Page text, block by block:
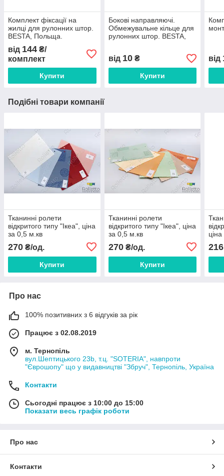
Комплект фіксації на
жилці для рулонних штор.
BESTA, Польща.
від 144 ₴/
комплект
Купити
Бокові направляючі.
Обмежувальне кільце для
рулонних штор. BESTA,
від 10₴
Купити
від
Подібні товари компанії
Тканинні ролети
відкритого типу "Ікеа", ціна
за 0,5 м.кв
270 ₴/од.
Купити
Тканинні ролети
відкритого типу "Ікеа", ціна
за 0,5 м.кв
270₴/од.
Купити
216
Про нас
100% позитивних з 6 відгуків за рік
Працює з 02.08.2019
м. Тернопіль
вул.Шептицького 23b, т.ц. "SOTERIA", навпроти
"Єврошопу" що у видавництві "Збруч", Тернопіль, Україна
Контакти
Сьогодні працює з 10:00 до 15:00
Показати весь графік роботи
Про нас
Контакти